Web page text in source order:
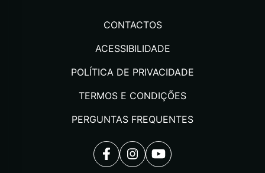
CONTACTOS
ACESSIBILIDADE
POLÍTICA DE PRIVACIDADE
TERMOS E CONDIÇÕES
PERGUNTAS FREQUENTES